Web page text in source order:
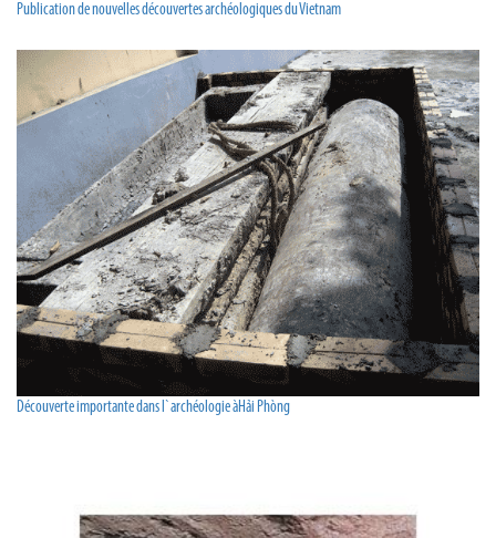
Publication de nouvelles découvertes archéologiques du Vietnam
Découverte importante dans l`archéologie àHải Phòng